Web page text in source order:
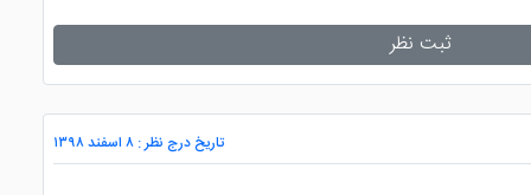
ثبت نظر
تاریخ درج نظر : ۸ اسفند ۱۳۹۸